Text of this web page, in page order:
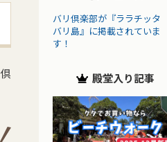
バリ倶楽部が『ララチッタ
バリ島』に掲載されていま
す！
殿堂入り記事